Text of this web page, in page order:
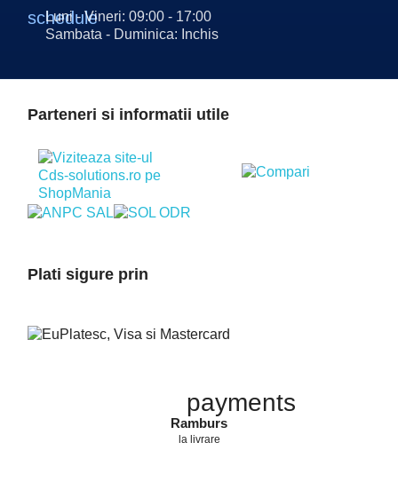
schedule
Luni - Vineri: 09:00 - 17:00
Sambata - Duminica: Inchis
Parteneri si informatii utile
Plati sigure prin
payments
Ramburs
la livrare